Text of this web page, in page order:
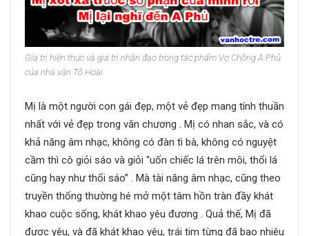
Gía trị hiện thực và giá trị nhân đạo trong tác phẩm Vợ Chồng A Phủ
của nhà văn Tô Hoài.
Mị là một người con gái đẹp, một vẻ đẹp mang tính thuần
nhất với vẻ đẹp trong văn chương . Mị có nhan sắc, và có
khả năng âm nhạc, không có đàn tì bà, không có nguyệt
cầm thì cô giỏi sáo và giỏi “uốn chiếc lá trên môi, thổi lá
cũng hay như thổi sáo” . Mà tài năng âm nhạc, cũng theo
truyền thống thường hé mở một tâm hồn tràn đầy khát
khao cuộc sống, khát khao yêu đương . Quả thế, Mị đã
được yêu, và đã khát khao yêu, trái tim từng đã bao nhiêu